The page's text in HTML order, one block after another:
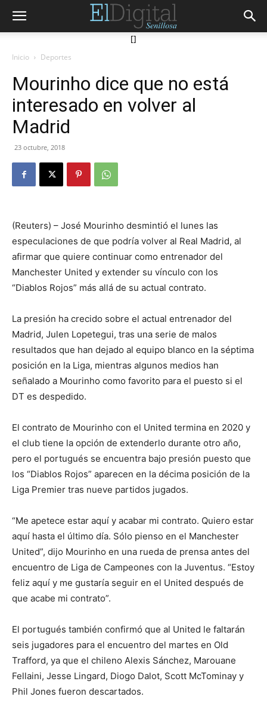
[]
Inicio Deportes
Mourinho dice que no está
interesado en volver al
Madrid
23 octubre, 2018
(Reuters) – José Mourinho desmintió el lunes las
especulaciones de que podría volver al Real Madrid, al
afirmar que quiere continuar como entrenador del
Manchester United y extender su vínculo con los
“Diablos Rojos” más allá de su actual contrato.
La presión ha crecido sobre el actual entrenador del
Madrid, Julen Lopetegui, tras una serie de malos
resultados que han dejado al equipo blanco en la séptima
posición en la Liga, mientras algunos medios han
señalado a Mourinho como favorito para el puesto si el
DT es despedido.
El contrato de Mourinho con el United termina en 2020 y
el club tiene la opción de extenderlo durante otro año,
pero el portugués se encuentra bajo presión puesto que
los “Diablos Rojos” aparecen en la décima posición de la
Liga Premier tras nueve partidos jugados.
“Me apetece estar aquí y acabar mi contrato. Quiero estar
aquí hasta el último día. Sólo pienso en el Manchester
United”, dijo Mourinho en una rueda de prensa antes del
encuentro de Liga de Campeones con la Juventus. “Estoy
feliz aquí y me gustaría seguir en el United después de
que acabe mi contrato”.
El portugués también confirmó que al United le faltarán
seis jugadores para el encuentro del martes en Old
Trafford, ya que el chileno Alexis Sánchez, Marouane
Fellaini, Jesse Lingard, Diogo Dalot, Scott McTominay y
Phil Jones fueron descartados.